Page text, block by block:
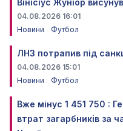
Вінісіус Жуніор
04.08.2026 16:01
Новини
Футбол
ЛНЗ потрапив під
04.08.2026 15:01
Новини
Футбол
Вже мінус 1 451 750 :
втрат загарбників за